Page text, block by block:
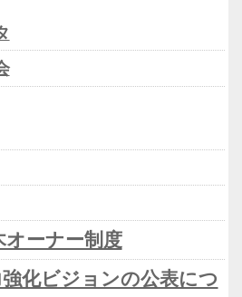
オーナー制度
化ビジョンの公表につ